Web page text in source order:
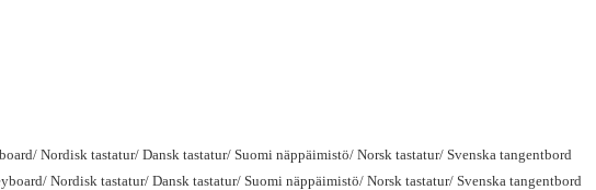
Nordisk tastatur/ Dansk tastatur/ Suomi näppäimistö/ Norsk tastatur/ Svenska tangentbord
Nordisk tastatur/ Dansk tastatur/ Suomi näppäimistö/ Norsk tastatur/ Svenska tangentbord